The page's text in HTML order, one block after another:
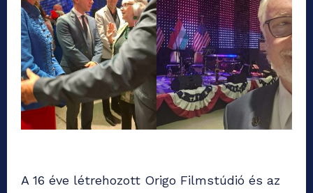
A 16 éve létrehozott Origo Filmstúdió és az